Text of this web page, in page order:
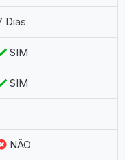
Dias
SIM
SIM
NÃO